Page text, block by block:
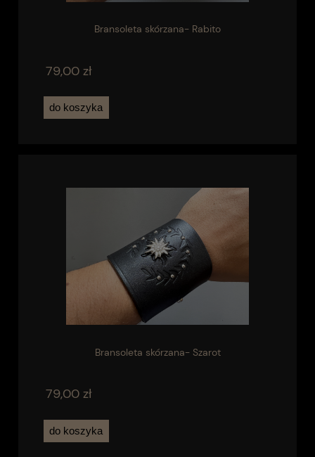
Bransoleta skórzana- Rabito
79,00 zł
do koszyka
Bransoleta skórzana- Szarot
79,00 zł
do koszyka